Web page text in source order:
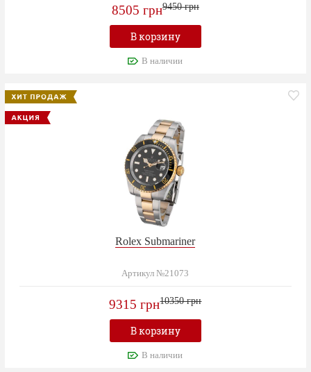
8505 грн9450 грн
В корзину
В наличии
Rolex Submariner
Артикул №21073
9315 грн10350 грн
В корзину
В наличии